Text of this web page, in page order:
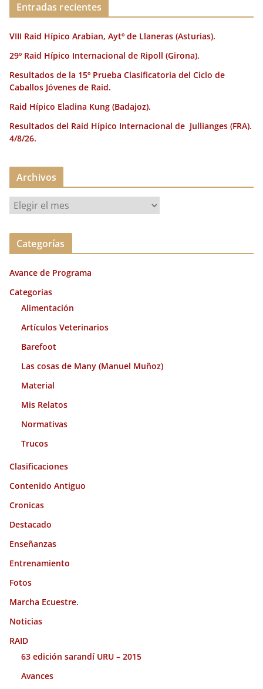
Entradas recientes
VIII Raid Hípico Arabian, Aytº de Llaneras (Asturias).
29º Raid Hípico Internacional de Ripoll (Girona).
Resultados de la 15º Prueba Clasificatoria del Ciclo de
Caballos Jóvenes de Raid.
Raid Hípico Eladina Kung (Badajoz).
Resultados del Raid Hípico Internacional de Jullianges (FRA).
4/8/26.
Archivos
r
c
v
o
Categorías
Avance de Programa
Categorías
Alimentación
Artículos Veterinarios
Barefoot
Las cosas de Many (Manuel Muñoz)
Material
Mis Relatos
Normativas
Trucos
Clasificaciones
Contenido Antiguo
Cronicas
Destacado
Enseñanzas
Entrenamiento
Fotos
Marcha Ecuestre.
Noticias
RAID
63 edición sarandí URU – 2015
Avances